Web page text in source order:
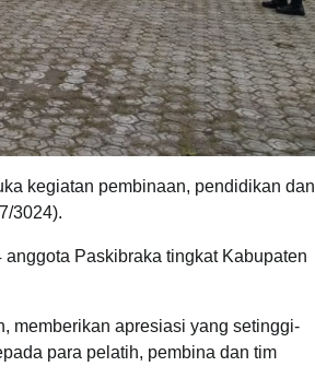
kegiatan pembinaan, pendidikan dan
3024).
Paskibraka tingkat Kabupaten
memberikan apresiasi yang setinggi-
para pelatih, pembina dan tim